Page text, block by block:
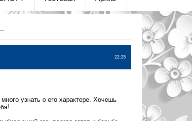
22:25
узнать о его характере. Хочешь